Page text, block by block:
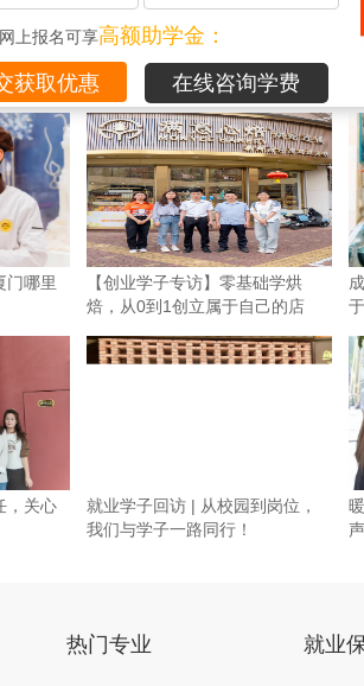
上报名可享高额助学金：
在线咨询学费
门哪里
【创业学子专访】零基础学烘
焙，从0到1创立属于自己的店
，关心
就业学子回访 | 从校园到岗位，
我们与学子一路同行！
热门专业 就业